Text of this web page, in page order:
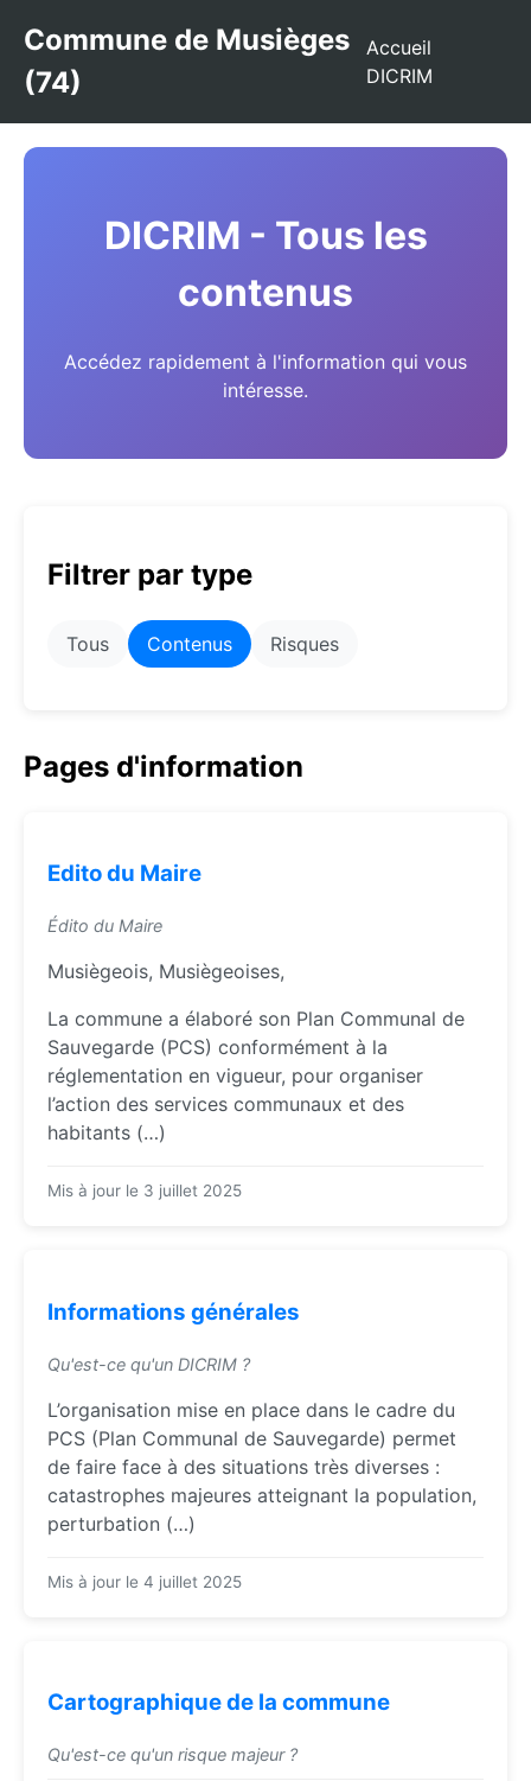
Commune de Musièges
(74)
Accueil
DICRIM
DICRIM - Tous les
contenus
Accédez rapidement à l'information qui vous
intéresse.
Filtrer par type
Tous Contenus Risques
Pages d'information
Edito du Maire
Édito du Maire
Musiègeois, Musiègeoises,
La commune a élaboré son Plan Communal de
Sauvegarde (PCS) conformément à la
réglementation en vigueur, pour organiser
l’action des services communaux et des
habitants (…)
Mis à jour le 3 juillet 2025
Informations générales
Qu'est-ce qu'un DICRIM ?
L’organisation mise en place dans le cadre du
PCS (Plan Communal de Sauvegarde) permet
de faire face à des situations très diverses :
catastrophes majeures atteignant la population,
perturbation (…)
Mis à jour le 4 juillet 2025
Cartographique de la commune
Qu'est-ce qu'un risque majeur ?